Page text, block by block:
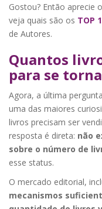
Gostou? Então aprecie
veja quais são os TOP
de Autores.
Quantos
para se
Agora, a última
uma das maiores
livros precisam ser
resposta é direta: não
sobre o número de
esse status.
O mercado editorial,
mecanismos